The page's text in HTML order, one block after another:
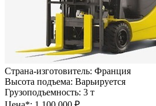
Страна-изготовитель: Франция
Высота подъема: Варьируется
Грузоподъемность: 3 т